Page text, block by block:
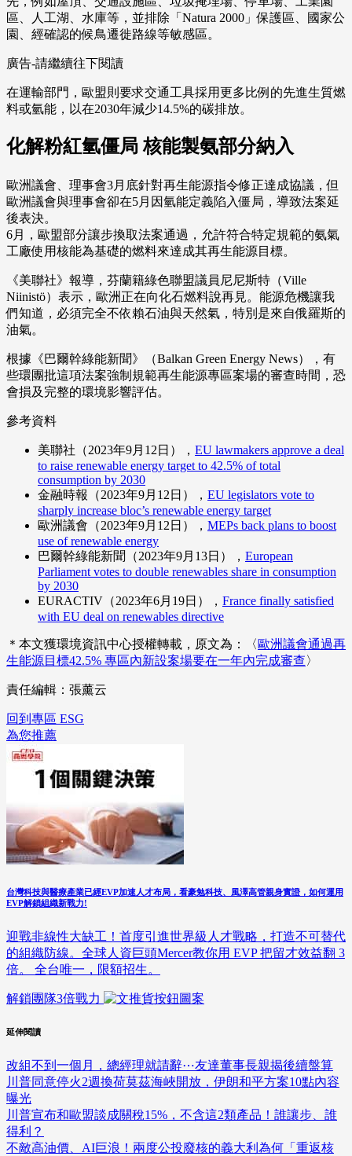
區、人工湖、水庫等，並排除「Natura 2000」保護區、國家公
園、經確認的候鳥遷徙路線等敏感區。
廣告-請繼續往下閱讀
在運輸部門，歐盟則要求交通工具採用更多比例的先進生質燃
料或氫能，以在2030年減少14.5%的碳排放。
化解粉紅氫僵局 核能製氨部分納入
歐洲議會、理事會3月底針對再生能源指令修正達成協議，但
歐洲議會與理事會卻在5月因氫能定義陷入僵局，導致法案延
後表決。
6月，歐盟部分讓步換取法案通過，允許符合特定規範的氨氣
工廠使用核能為基礎的燃料來達成其再生能源目標。
《美聯社》報導，芬蘭籍綠色聯盟議員尼尼斯特（Ville
Niinistö）表示，歐洲正在向化石燃料說再見。能源危機讓我
們知道，必須完全不依賴石油與天然氣，特別是來自俄羅斯的
油氣。
根據《巴爾幹綠能新聞》（Balkan Green Energy News），有
些環團批這項法案強制規範再生能源專區案場的審查時間，恐
會損及完整的環境影響評估。
參考資料
美聯社（2023年9月12日）， EU lawmakers approve a deal
to raise renewable energy target to 42.5% of total
consumption by 2030
金融時報（2023年9月12日）， EU legislators vote to
sharply increase bloc’s renewable energy target
歐洲議會（2023年9月12日）， MEPs back plans to boost
use of renewable energy
巴爾幹綠能新聞（2023年9月13日）， European
Parliament votes to double renewables share in consumption
by 2030
EURACTIV（2023年6月19日）， France finally satisfied
with EU deal on renewables directive
＊本文獲環境資訊中心授權轉載，原文為：〈 歐洲議會通過再
生能源目標42.5% 專區內新設案場要在一年內完成審查〉
責任編輯：張薰云
回到專區 ESG
為您推薦
台灣科技與醫療產業已經EVP加速人才布局，看豪勉科技、風澤高管親身實證，如何運用
EVP解鎖組織新戰力!
迎戰非線性大缺工！首度引進世界級人才戰略，打造不可替代
的組織防線。全球人資巨頭Mercer教你用 EVP 把留才效益翻 3
倍。 全台唯一，限額招生。
解鎖團隊3倍戰力
延伸閱讀
改組不到一個月，總經理就請辭⋯友達董事長親揭後續盤算
川普同意停火2週換荷莫茲海峽開放，伊朗和平方案10點內容
曝光
川普宣布和歐盟談成關稅15%，不含這2類產品！誰讓步、誰
得利？
不敵高油價、AI巨浪！兩度公投廢核的義大利為何「重返核